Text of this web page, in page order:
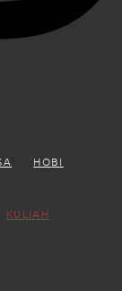
HOBI
KULIAH